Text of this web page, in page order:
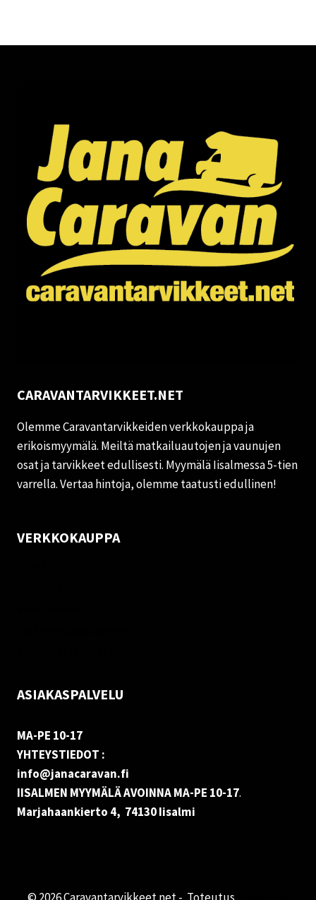
CARAVANTARVIKKEET.NET
Olemme Caravantarvikkeiden verkkokauppa ja
erikoismyymälä. Meiltä matkailuautojen ja vaunujen
osat ja tarvikkeet edullisesti. Myymälä Iisalmessa 5-tien
varrella. Vertaa hintoja, olemme taatusti edullinen!
VERKKOKAUPPA
ASIAKASPALVELU
MA-PE 10-17
YHTEYSTIEDOT :
info@janacaravan.fi
IISALMEN MYYMÄLÄ AVOINNA MA-PE 10-17.
Marjahaankierto 4, 74130 Iisalmi